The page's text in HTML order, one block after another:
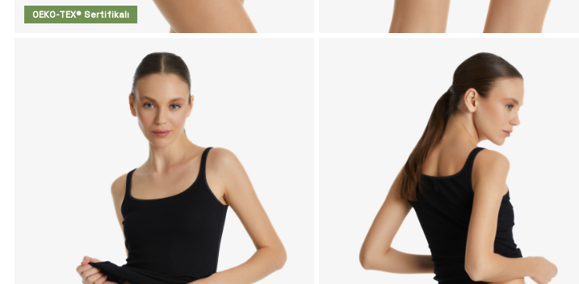
OEKO-TEX® Sertifikalı